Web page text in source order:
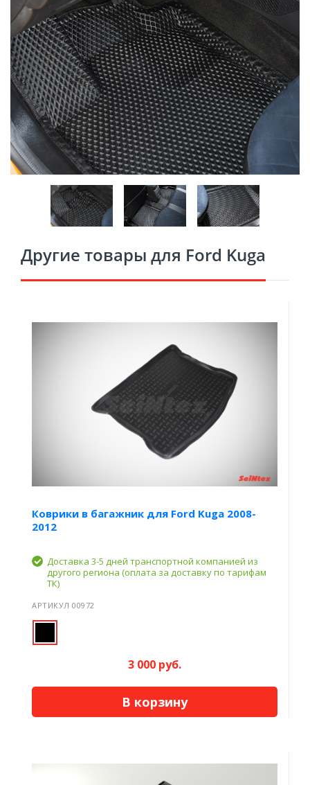
Другие товары для Ford Kuga
Коврики в багажник для Ford Kuga 2008-
2012
Доставка 3-5 дней транспортной компанией из
другого региона (оплата за доставку по тарифам
ТК)
АРТИКУЛ 00972
3 000 руб.
В корзину